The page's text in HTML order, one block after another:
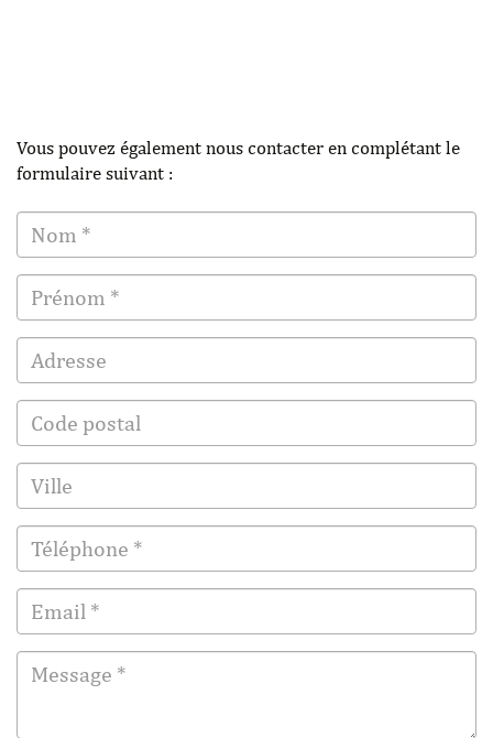
Vous pouvez également nous contacter en complétant le
formulaire suivant :